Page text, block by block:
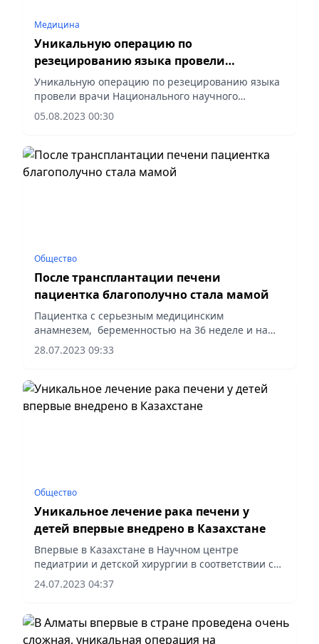
Медицина
Уникальную операцию по
резецированию языка провели
астанинские врачи
Уникальную операцию по резецированию языка
провели врачи Национального научного
онкологического центра 62-летней пациентке с
редким диагнозом – макроглоссия.
05.08.2023 00:30
Общество
После трансплантации печени
пациентка благополучно стала мамой
Пациентка с серьезным медицинским
анамнезем, беременностью на 36 неделе и на
третий день после трансплантации печени
родила малыша. Это чудесное событие
28.07.2023 09:33
Общество
Уникальное лечение рака печени у
детей впервые внедрено в Казахстане
Впервые в Казахстане в Научном центре
педиатрии и детской хирургии в соответствии с
международными стандартами внедрен в
педиатрическую практику метод -
24.07.2023 04:37